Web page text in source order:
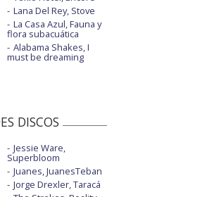
Lana Del Rey, Stove
La Casa Azul, Fauna y
flora subacuática
Alabama Shakes, I
must be dreaming
DISCOS
Jessie Ware,
Superbloom
Juanes, JuanesTeban
Jorge Drexler, Taracá